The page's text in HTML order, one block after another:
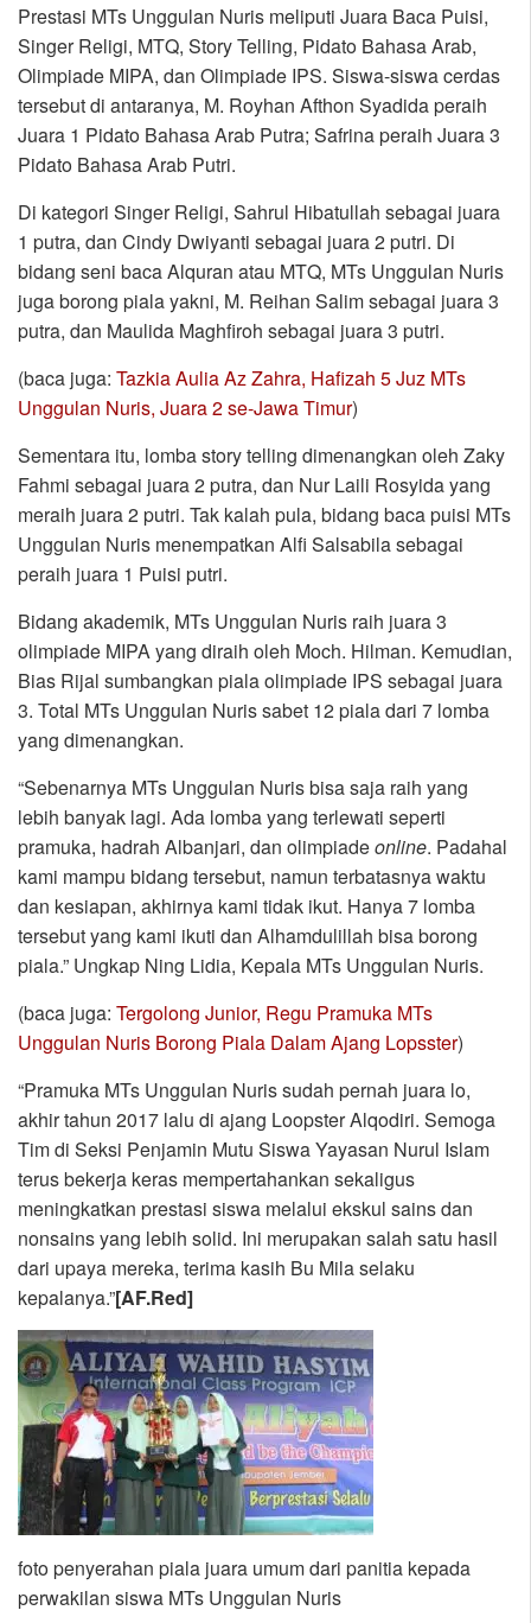
Prestasi MTs Unggulan Nuris meliputi Juara Baca Puisi,
Singer Religi, MTQ, Story Telling, Pidato Bahasa Arab,
Olimpiade MIPA, dan Olimpiade IPS. Siswa-siswa cerdas
tersebut di antaranya, M. Royhan Afthon Syadida peraih
Juara 1 Pidato Bahasa Arab Putra; Safrina peraih Juara 3
Pidato Bahasa Arab Putri.
Di kategori Singer Religi, Sahrul Hibatullah sebagai juara
1 putra, dan Cindy Dwiyanti sebagai juara 2 putri. Di
bidang seni baca Alquran atau MTQ, MTs Unggulan Nuris
juga borong piala yakni, M. Reihan Salim sebagai juara 3
putra, dan Maulida Maghfiroh sebagai juara 3 putri.
(baca juga: Tazkia Aulia Az Zahra, Hafizah 5 Juz MTs
Unggulan Nuris, Juara 2 se-Jawa Timur)
Sementara itu, lomba story telling dimenangkan oleh Zaky
Fahmi sebagai juara 2 putra, dan Nur Laili Rosyida yang
meraih juara 2 putri. Tak kalah pula, bidang baca puisi MTs
Unggulan Nuris menempatkan Alfi Salsabila sebagai
peraih juara 1 Puisi putri.
Bidang akademik, MTs Unggulan Nuris raih juara 3
olimpiade MIPA yang diraih oleh Moch. Hilman. Kemudian,
Bias Rijal sumbangkan piala olimpiade IPS sebagai juara
3. Total MTs Unggulan Nuris sabet 12 piala dari 7 lomba
yang dimenangkan.
“Sebenarnya MTs Unggulan Nuris bisa saja raih yang
lebih banyak lagi. Ada lomba yang terlewati seperti
pramuka, hadrah Albanjari, dan olimpiadeonline. Padahal
kami mampu bidang tersebut, namun terbatasnya waktu
dan kesiapan, akhirnya kami tidak ikut. Hanya 7 lomba
tersebut yang kami ikuti dan Alhamdulillah bisa borong
piala.” Ungkap Ning Lidia, Kepala MTs Unggulan Nuris.
(baca juga: Tergolong Junior, Regu Pramuka MTs
Unggulan Nuris Borong Piala Dalam Ajang Lopsster)
“Pramuka MTs Unggulan Nuris sudah pernah juara lo,
akhir tahun 2017 lalu di ajang Loopster Alqodiri. Semoga
Tim di Seksi Penjamin Mutu Siswa Yayasan Nurul Islam
terus bekerja keras mempertahankan sekaligus
meningkatkan prestasi siswa melalui ekskul sains dan
nonsains yang lebih solid. Ini merupakan salah satu hasil
dari upaya mereka, terima kasih Bu Mila selaku
kepalanya.”[AF.Red]
foto penyerahan piala juara umum dari panitia kepada
perwakilan siswa MTs Unggulan Nuris